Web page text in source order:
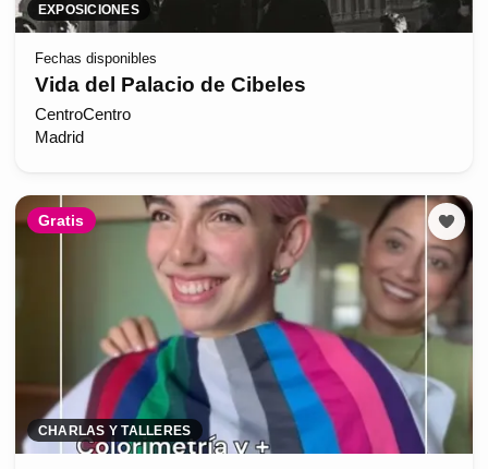
EXPOSICIONES
Fechas disponibles
Vida del Palacio de Cibeles
CentroCentro
Madrid
Gratis
CHARLAS Y TALLERES